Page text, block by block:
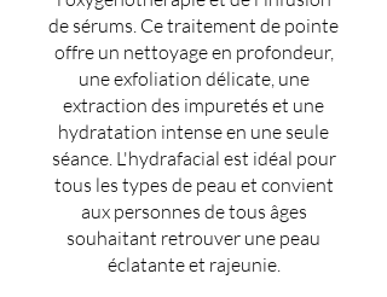
de sérums. Ce traitement de pointe
offre un nettoyage en profondeur,
une exfoliation délicate, une
extraction des impuretés et une
hydratation intense en une seule
séance. L'hydrafacial est idéal pour
tous les types de peau et convient
aux personnes de tous âges
souhaitant retrouver une peau
éclatante et rajeunie.